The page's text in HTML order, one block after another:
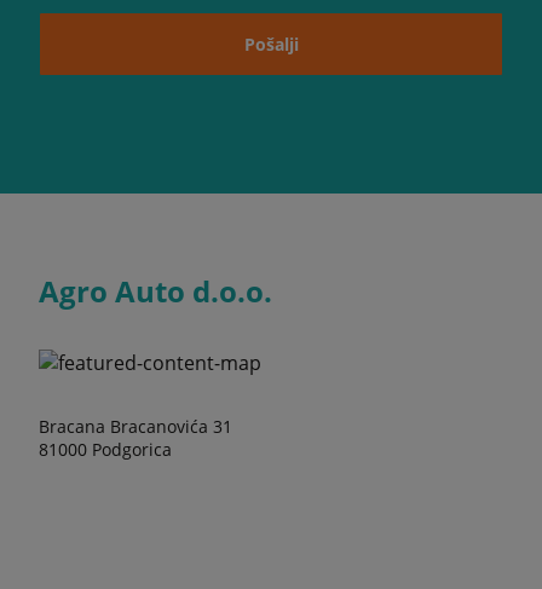
Pošalji
Agro Auto d.o.o.
Bracana Bracanovića 31
81000 Podgorica